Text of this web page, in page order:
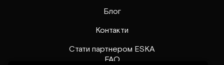
Блог
Контакти
Стати партнером ESKA
FAQ